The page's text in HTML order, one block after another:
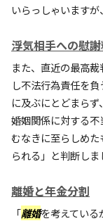
いらっしゃいますが
浮気相手への慰
また、直近の最高
し不法行為責任を
に及ぶにとどまらず
婚姻関係に対する
むなきに至らしめ
られる」と判断しま
離婚と年金分割
「離婚を考えている